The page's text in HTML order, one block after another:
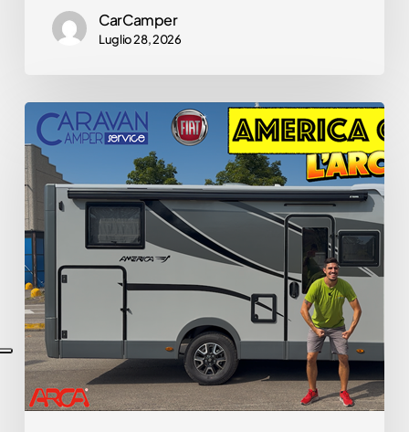
CarCamper
Luglio 28, 2026
Arca
America
C699LG
–
IL
COMPATTO
CHE
HA
CONQUISTATO
L’ITALIA
!